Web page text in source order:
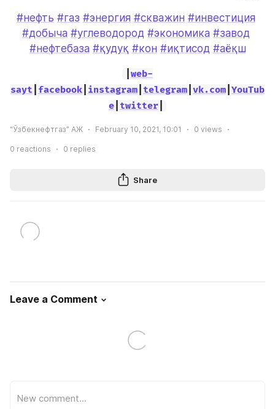
#нефть #газ #энергия #скважин #инвестиция
#добыча #углеводород #экономика #завод
#нефтебаза #қудуқ #кон #иқтисод #аёқш
web-
sayt facebook instagram telegram vk.com YouTub
e| twitter|
“Ўзбекнефтгаз” АЖ February 10, 2021, 10:01 0 views
0 reactions 0 replies
Share
Leave a Comment